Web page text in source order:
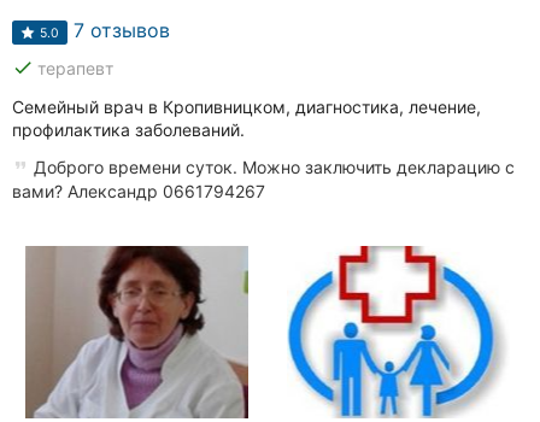
5.0 7 отзывов
done терапевт
Семейный врач в Кропивницком, диагностика, лечение,
профилактика заболеваний.
Доброго времени суток. Можно заключить декларацию с
вами? Александр 0661794267